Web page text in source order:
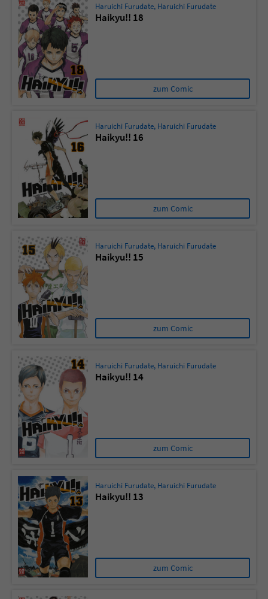
Haruichi Furudate, Haruichi Furudate
Haikyu!! 18
zum Comic
Haruichi Furudate, Haruichi Furudate
Haikyu!! 16
zum Comic
Haruichi Furudate, Haruichi Furudate
Haikyu!! 15
zum Comic
Haruichi Furudate, Haruichi Furudate
Haikyu!! 14
zum Comic
Haruichi Furudate, Haruichi Furudate
Haikyu!! 13
zum Comic